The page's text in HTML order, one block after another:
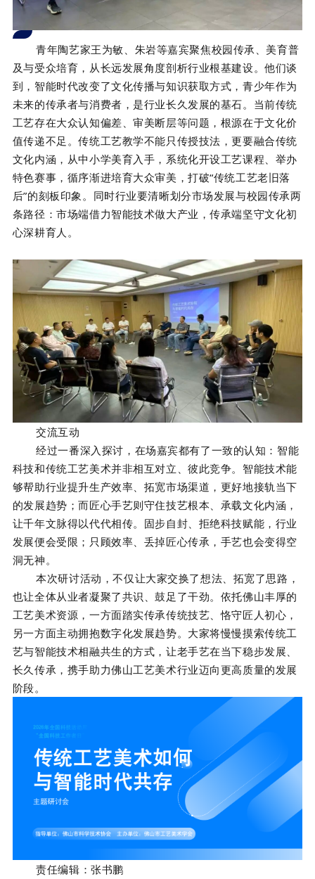
青年陶艺家王为敏、朱岩等嘉宾聚焦校园传承、美育普
及与受众培育，从长远发展角度剖析行业根基建设。他们谈
到，智能时代改变了文化传播与知识获取方式，青少年作为
未来的传承者与消费者，是行业长久发展的基石。当前传统
工艺存在大众认知偏差、审美断层等问题，根源在于文化价
值传递不足。传统工艺教学不能只传授技法，更要融合传统
文化内涵，从中小学美育入手，系统化开设工艺课程、举办
特色赛事，循序渐进培育大众审美，打破“传统工艺老旧落
后”的刻板印象。同时行业要清晰划分市场发展与校园传承两
条路径：市场端借力智能技术做大产业，传承端坚守文化初
心深耕育人。
交流互动
经过一番深入探讨，在场嘉宾都有了一致的认知：智能
科技和传统工艺美术并非相互对立、彼此竞争。智能技术能
够帮助行业提升生产效率、拓宽市场渠道，更好地接轨当下
的发展趋势；而匠心手艺则守住技艺根本、承载文化内涵，
让千年文脉得以代代相传。固步自封、拒绝科技赋能，行业
发展便会受限；只顾效率、丢掉匠心传承，手艺也会变得空
洞无神。
本次研讨活动，不仅让大家交换了想法、拓宽了思路，
也让全体从业者凝聚了共识、鼓足了干劲。依托佛山丰厚的
工艺美术资源，一方面踏实传承传统技艺、恪守匠人初心，
另一方面主动拥抱数字化发展趋势。大家将慢慢摸索传统工
艺与智能技术相融共生的方式，让老手艺在当下稳步发展、
长久传承，携手助力佛山工艺美术行业迈向更高质量的发展
阶段。
责任编辑：张书鹏